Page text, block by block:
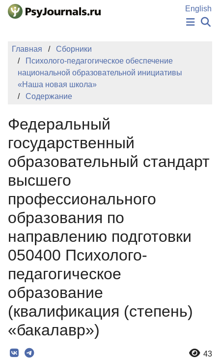
Перейти к основному содержанию
English
НОВОСТИ
ПОДАТЬ РУКОПИСЬ
БАЗА ЗНАНИЙ
КЛЮЧЕВЫЕ СЛОВА
Главная
Сборники
Психолого-педагогическое обеспечение
национальной образовательной инициативы
«Наша новая школа»
Содержание
Федеральный
государственный
образовательный стандарт
высшего
профессионального
образования по
направлению подготовки
050400 Психолого-
педагогическое
образование
(квалификация (степень)
«бакалавр»)
43